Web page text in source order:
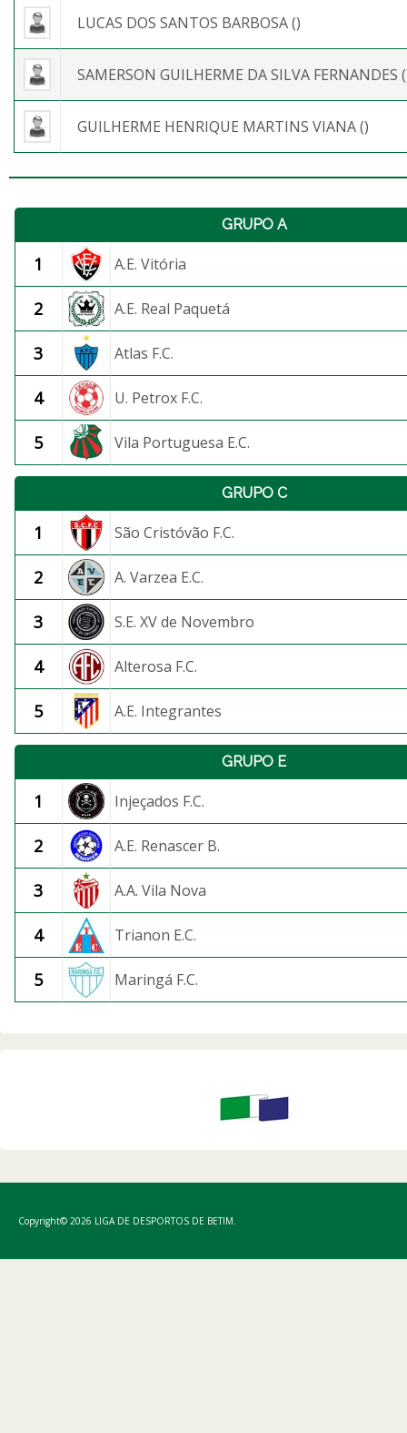
LUCAS DOS SANTOS BARBOSA ()
SAMERSON GUILHERME DA SILVA FERNANDES
GUILHERME HENRIQUE MARTINS VIANA ()
GRUPO A
1 A.E. Vitória
2 A.E. Real Paquetá
3 Atlas F.C.
4 U. Petrox F.C.
5 Vila Portuguesa E.C.
GRUPO C
1 São Cristóvão F.C.
2 A. Varzea E.C.
3 S.E. XV de Novembro
4 Alterosa F.C.
5 A.E. Integrantes
GRUPO E
1 Injeçados F.C.
2 A.E. Renascer B.
3 A.A. Vila Nova
4 Trianon E.C.
5 Maringá F.C.
Copyright© 2026 LIGA DE DESPORTOS DE BETIM.